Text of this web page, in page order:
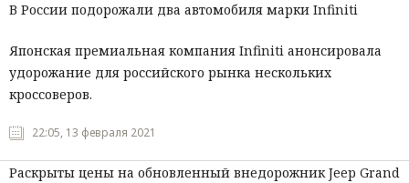
В России подорожали два автомобиля марки Infiniti
Японская премиальная компания Infiniti анонсировала
удорожание для российского рынка нескольких
кроссоверов.
22:05, 13 февраля 2021
Раскрыты цены на обновленный внедорожник Jeep Grand